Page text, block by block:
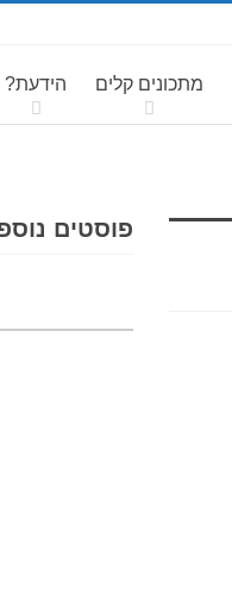
מתכונים קלים הידעת?
פוסטים